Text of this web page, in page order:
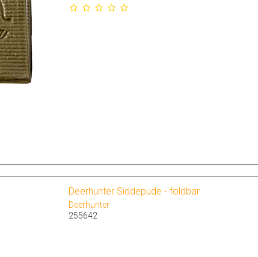
Deerhunter Siddepude - foldbar
Deerhunter
255642